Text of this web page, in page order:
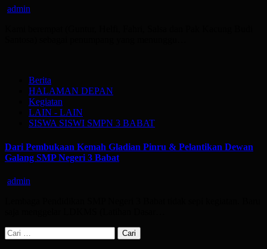
admin
Berita
HALAMAN DEPAN
Kegiatan
LAIN - LAIN
SISWA SISWI SMPN 3 BABAT
Dari Pembukaan Kemah Gladian Pinru & Pelantikan Dewan
Galang SMP Negeri 3 Babat
admin
Cari
untuk: